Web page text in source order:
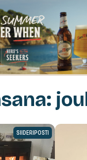
SIIDERIPOSTI